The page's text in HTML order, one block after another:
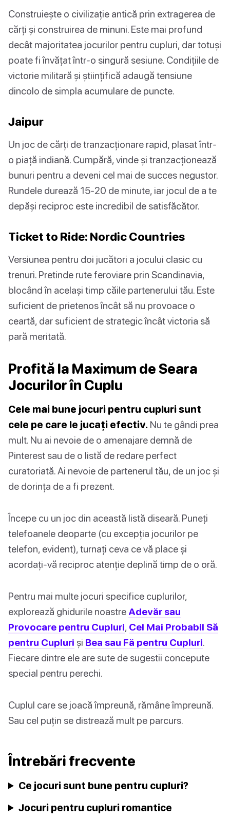
Construiește o civilizație antică prin extragerea de
cărți și construirea de minuni. Este mai profund
decât majoritatea jocurilor pentru cupluri, dar totuși
poate fi învățat într-o singură sesiune. Condițiile de
victorie militară și științifică adaugă tensiune
dincolo de simpla acumulare de puncte.
Jaipur
Un joc de cărți de tranzacționare rapid, plasat într-
o piață indiană. Cumpără, vinde și tranzacționează
bunuri pentru a deveni cel mai de succes negustor.
Rundele durează 15-20 de minute, iar jocul de a te
depăși reciproc este incredibil de satisfăcător.
Ticket to Ride: Nordic Countries
Versiunea pentru doi jucători a jocului clasic cu
trenuri. Pretinde rute feroviare prin Scandinavia,
blocând în același timp căile partenerului tău. Este
suficient de prietenos încât să nu provoace o
ceartă, dar suficient de strategic încât victoria să
pară meritată.
Profită la Maximum de Seara
Jocurilor în Cuplu
Cele mai bune jocuri pentru cupluri sunt
cele pe care le jucați efectiv. Nu te gândi prea
mult. Nu ai nevoie de o amenajare demnă de
Pinterest sau de o listă de redare perfect
curatoriată. Ai nevoie de partenerul tău, de un joc și
de dorința de a fi prezent.
Începe cu un joc din această listă diseară. Puneți
telefoanele deoparte (cu excepția jocurilor pe
telefon, evident), turnați ceva ce vă place și
acordați-vă reciproc atenție deplină timp de o oră.
Pentru mai multe jocuri specifice cuplurilor,
explorează ghidurile noastre Adevăr sau
Provocare pentru Cupluri, Cel Mai Probabil Să
pentru Cupluri și Bea sau Fă pentru Cupluri.
Fiecare dintre ele are sute de sugestii concepute
special pentru perechi.
Cuplul care se joacă împreună, rămâne împreună.
Sau cel puțin se distrează mult pe parcurs.
Întrebări frecvente
Ce jocuri sunt bune pentru cupluri?
Jocuri pentru cupluri romantice